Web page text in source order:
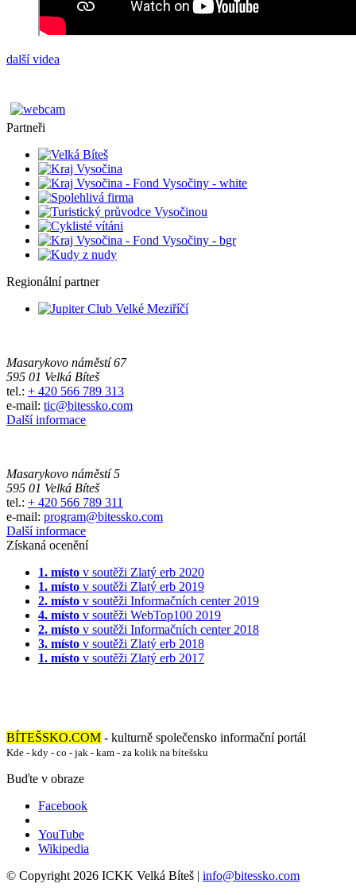
další videa
Partneři
Regionální partner
Masarykovo náměstí 67
595 01 Velká Bíteš
tel.: + 420 566 789 313
e-mail: tic@bitessko.com
Další informace
Masarykovo náměstí 5
595 01 Velká Bíteš
tel.: + 420 566 789 311
e-mail: program@bitessko.com
Další informace
Získaná ocenění
1. místo v soutěži Zlatý erb 2020
1. místo v soutěži Zlatý erb 2019
2. místo v soutěži Informačních center 2019
4. místo v soutěži WebTop100 2019
2. místo v soutěži Informačních center 2018
3. místo v soutěži Zlatý erb 2018
1. místo v soutěži Zlatý erb 2017
BÍTEŠSKO.COM - kulturně společensko informační portál
Kde - kdy - co - jak - kam - za kolik na bítešsku
Buďte v obraze
Facebook
YouTube
Wikipedia
© Copyright 2026 ICKK Velká Bíteš | info@bitessko.com